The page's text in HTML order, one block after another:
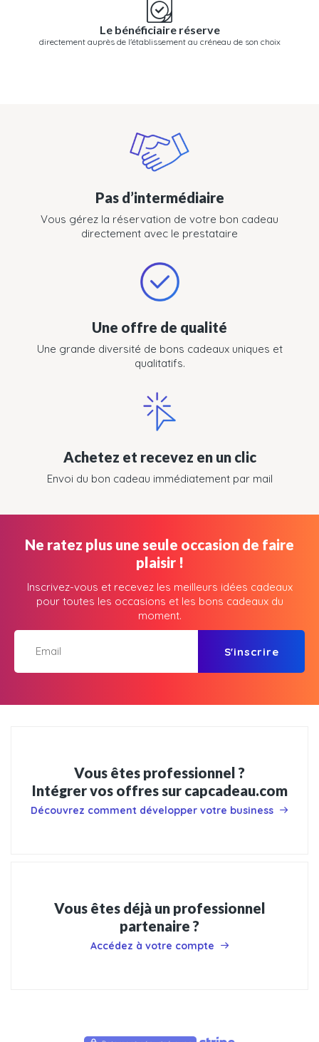
Le bénéficiaire réserve
directement auprès de l'établissement au créneau de son choix
Pas d’intermédiaire
Vous gérez la réservation de votre bon cadeau
directement avec le prestataire
Une offre de qualité
Une grande diversité de bons cadeaux uniques et
qualitatifs.
Achetez et recevez en un clic
Envoi du bon cadeau immédiatement par mail
Ne ratez plus une seule occasion de faire
plaisir !
Inscrivez-vous et recevez les meilleurs idées cadeaux
pour toutes les occasions et les bons cadeaux du
moment.
S'inscrire
Vous êtes professionnel ?
Intégrer vos offres sur capcadeau.com
Découvrez comment développer votre business
Vous êtes déjà un professionnel
partenaire ?
Accédez à votre compte